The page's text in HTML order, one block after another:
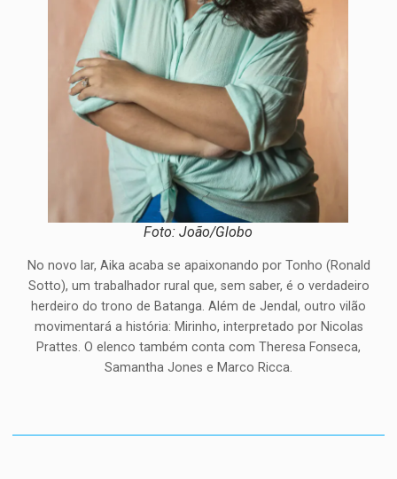
Foto: João/Globo
No novo lar, Aika acaba se apaixonando por Tonho (Ronald
Sotto), um trabalhador rural que, sem saber, é o verdadeiro
herdeiro do trono de Batanga. Além de Jendal, outro vilão
movimentará a história: Mirinho, interpretado por Nicolas
Prattes. O elenco também conta com Theresa Fonseca,
Samantha Jones e Marco Ricca.